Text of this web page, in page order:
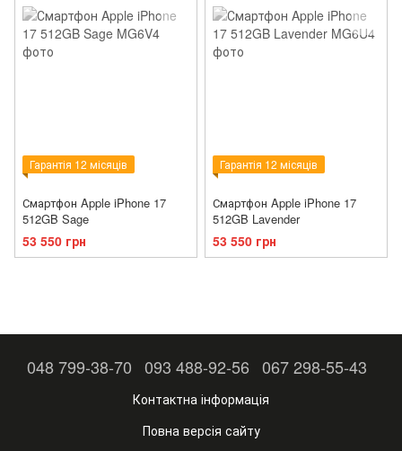
Гарантія 12 місяців
Смартфон Apple iPhone 17
512GB Sage
53 550 грн
Гарантія 12 місяців
Смартфон Apple iPhone 17
512GB Lavender
53 550 грн
048 799-38-70 093 488-92-56 067 298-55-43
Контактна інформація
Повна версія сайту